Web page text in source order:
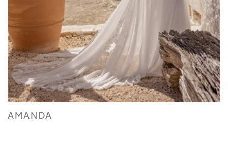
AMANDA